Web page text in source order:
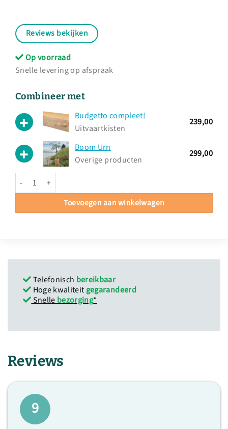
Reviews bekijken
Op voorraad
Snelle levering op afspraak
Combineer met
Budgetto compleet!
Uitvaartkisten
239,00
Boom Urn
Overige producten
299,00
Baar op wielen - compleet prijs voor 6 dagen hoeveelheid
Toevoegen aan winkelwagen
Telefonisch bereikbaar
Hoge kwaliteitgegarandeerd
Snelle bezorging*
Reviews
9